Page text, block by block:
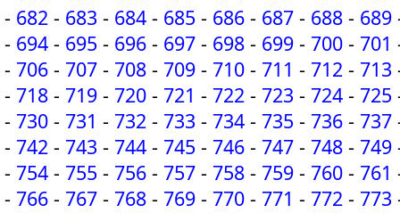
- 682 - 683 - 684 - 685 - 686 - 687 - 688 - 689
- 694 - 695 - 696 - 697 - 698 - 699 - 700 - 701
- 706 - 707 - 708 - 709 - 710 - 711 - 712 - 713
- 718 - 719 - 720 - 721 - 722 - 723 - 724 - 725
- 730 - 731 - 732 - 733 - 734 - 735 - 736 - 737
- 742 - 743 - 744 - 745 - 746 - 747 - 748 - 749
- 754 - 755 - 756 - 757 - 758 - 759 - 760 - 761
- 766 - 767 - 768 - 769 - 770 - 771 - 772 - 773